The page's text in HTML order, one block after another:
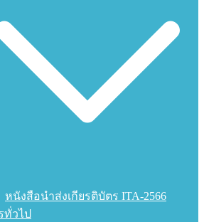
หนังสือนำส่งเกียรติบัตร ITA-2566
ทั่วไป